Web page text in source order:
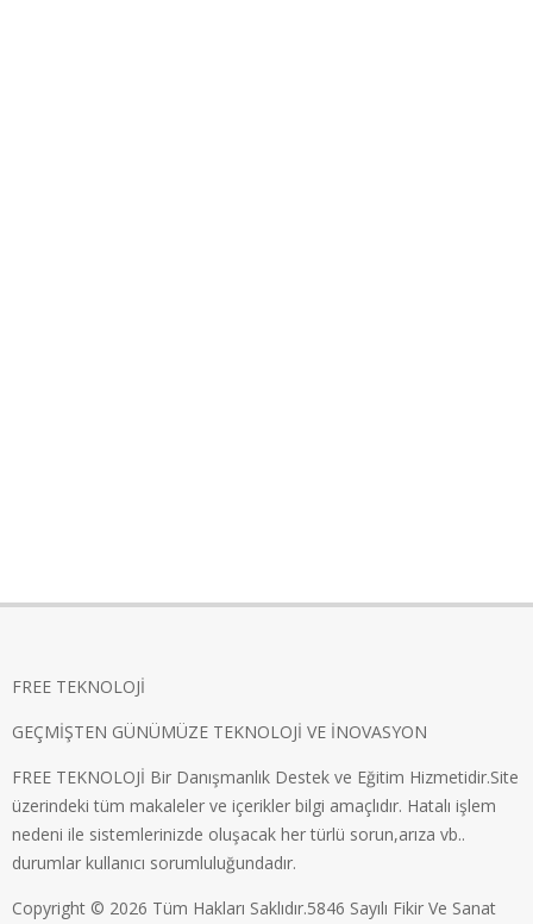
FREE TEKNOLOJİ
GEÇMİŞTEN GÜNÜMÜZE TEKNOLOJİ VE İNOVASYON
FREE TEKNOLOJİ Bir Danışmanlık Destek ve Eğitim Hizmetidir.Site
üzerindeki tüm makaleler ve içerikler bilgi amaçlıdır. Hatalı işlem
nedeni ile sistemlerinizde oluşacak her türlü sorun,arıza vb..
durumlar kullanıcı sorumluluğundadır.
Copyright © 2026 Tüm Hakları Saklıdır.5846 Sayılı Fikir Ve Sanat